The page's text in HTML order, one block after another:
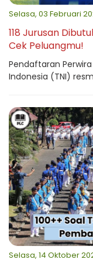
Selasa, 03 Februari
118 Jurusan
Cek Peluangmu!
Pendaftaran
Indonesia (TNI)
Selasa, 14 Oktober